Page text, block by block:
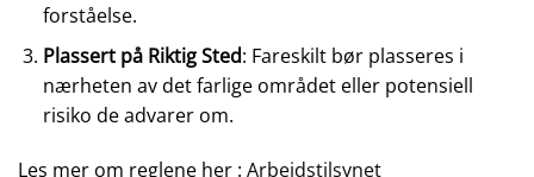
forståelse.
Plassert på Riktig Sted: Fareskilt bør plasseres i
nærheten av det farlige området eller potensiell
risiko de advarer om.
Les mer om reglene her : Arbeidstilsynet